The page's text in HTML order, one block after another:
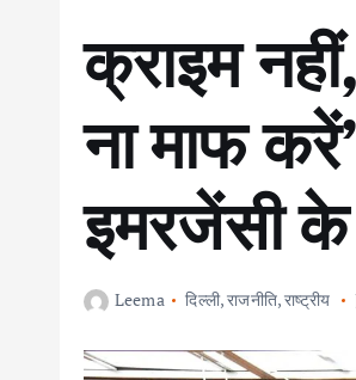
क्राइम
ना माफ
इमरजेंसी के
Leema दिल्ली,राजनीति,राष्ट्रीय